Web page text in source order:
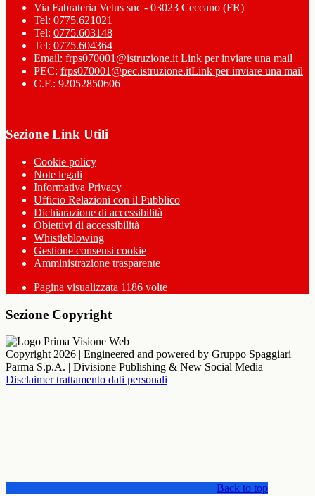
Via Fabrateria Vetus snc - 03023 Ceccano (FR)
Tel: 0775.621021
Tel: 0775.603148
Tel: 0775.604364
Email: frps070001@istruzione.it Link per inviare una mail
PEC: frps070001@pec.istruzione.itLink per inviare una mail
C.F.: 92052850606
Sezione Link Utili
Cookie policy
Note legali
Informativa Privacy
Ufficio Relazioni con il Pubblico
Dichiarazione di accessibilità
Obiettivi di accessibilità
Whistleblowing
Gestione consensi cookie
Amministrazione trasparente
Pagina visualizzata 1186 volte
Sezione Copyright
Copyright 2026 | Engineered and powered by Gruppo Spaggiari
Parma S.p.A. | Divisione Publishing & New Social Media
Disclaimer trattamento dati personali
Back to top